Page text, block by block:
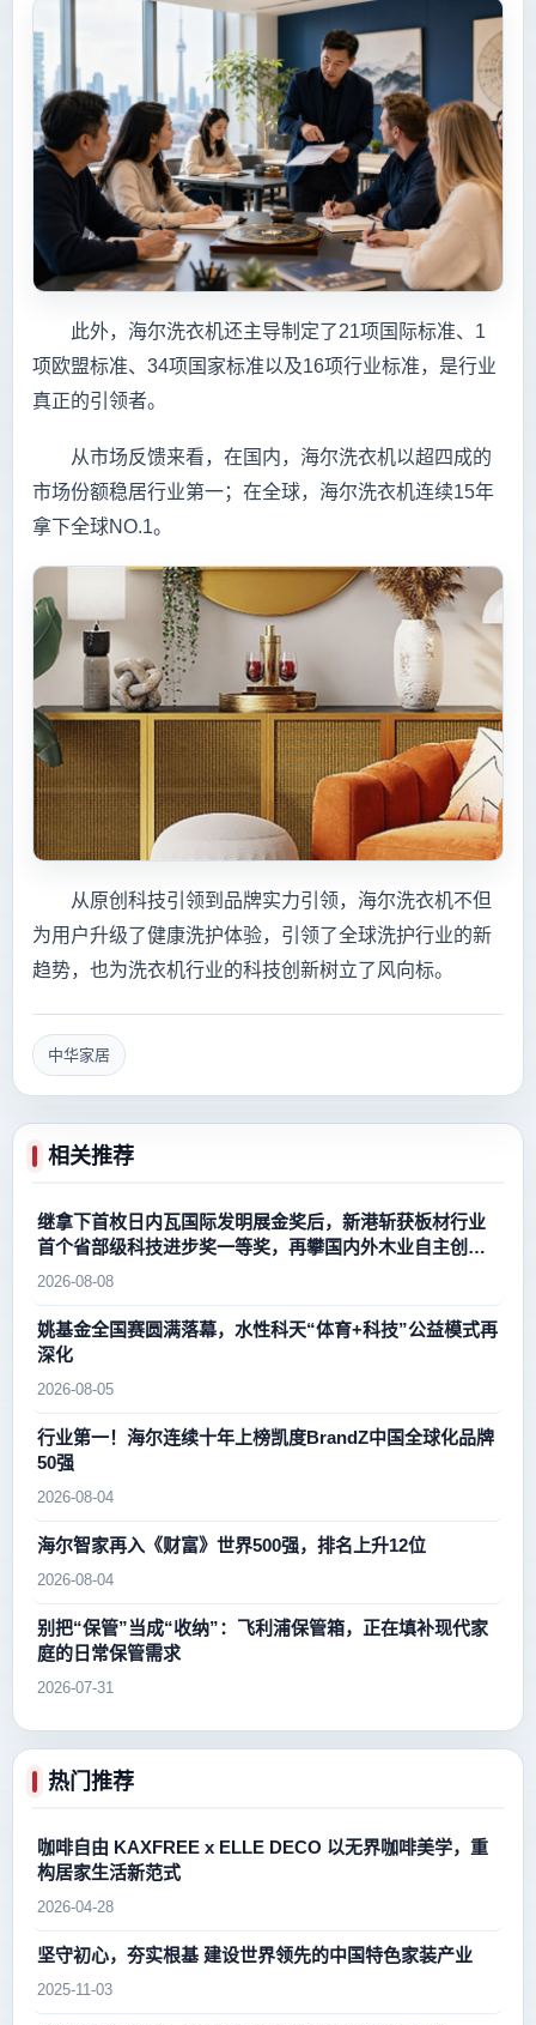
此外，海尔洗衣机还主导制定了21项国际标准、1
项欧盟标准、34项国家标准以及16项行业标准，是行业
真正的引领者。
从市场反馈来看，在国内，海尔洗衣机以超四成的
市场份额稳居行业第一；在全球，海尔洗衣机连续15年
拿下全球NO.1。
从原创科技引领到品牌实力引领，海尔洗衣机不但
为用户升级了健康洗护体验，引领了全球洗护行业的新
趋势，也为洗衣机行业的科技创新树立了风向标。
中华家居
相关推荐
继拿下首枚日内瓦国际发明展金奖后，新港斩获板材行业
首个省部级科技进步奖一等奖，再攀国内外木业自主创新
新高峰
2026-08-08
姚基金全国赛圆满落幕，水性科天“体育+科技”公益模式再
深化
2026-08-05
行业第一！海尔连续十年上榜凯度BrandZ中国全球化品牌
50强
2026-08-04
海尔智家再入《财富》世界500强，排名上升12位
2026-08-04
别把“保管”当成“收纳”：飞利浦保管箱，正在填补现代家
庭的日常保管需求
2026-07-31
热门推荐
咖啡自由 KAXFREE x ELLE DECO 以无界咖啡美学，重
构居家生活新范式
2026-04-28
坚守初心，夯实根基 建设世界领先的中国特色家装产业
2025-11-03